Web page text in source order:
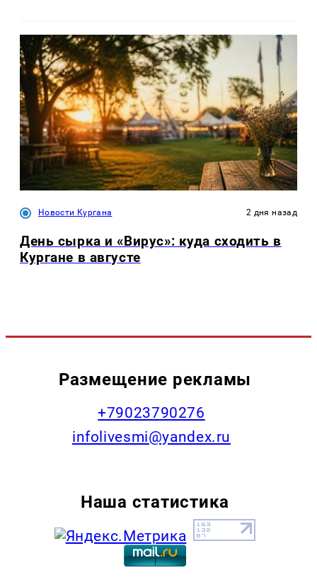
Новости Кургана 2 дня назад
День сырка и «Вирус»: куда сходить в
Кургане в августе
Размещение рекламы
+79023790276
infolivesmi@yandex.ru
Наша статистика